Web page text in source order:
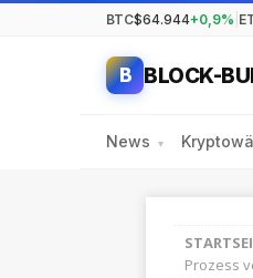
BTC$64.944+0,9%
B BLOCK-
News ▾
Prozess